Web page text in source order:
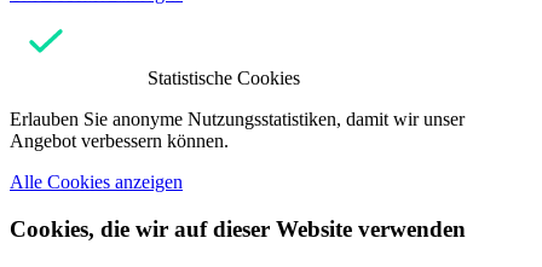
Statistische Cookies
Erlauben Sie anonyme Nutzungsstatistiken, damit wir unser
Angebot verbessern können.
Alle Cookies anzeigen
Cookies, die wir auf dieser Website verwenden